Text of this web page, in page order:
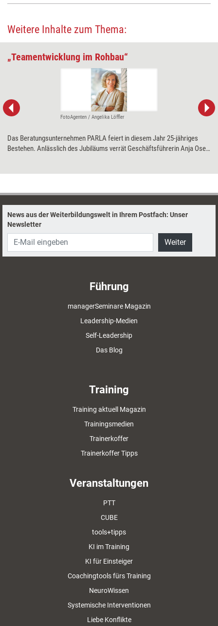
Weitere Inhalte zum Thema:
„Teamentwicklung im Rohbau“
FotoAgenten / Angelika Löffler
Das Beratungsunternehmen PARLA feiert in diesem Jahr 25-jähriges
Bestehen. Anlässlich des Jubiläums verrät Geschäftsführerin Anja Oser
News aus der Weiterbildungswelt in Ihrem Postfach: Unser
Newsletter
Weiter
Führung
managerSeminare Magazin
Leadership-Medien
Self-Leadership
Das Blog
Training
Training aktuell Magazin
Trainingsmedien
Trainerkoffer
Trainerkoffer Tipps
Veranstaltungen
PTT
CUBE
tools+tipps
KI im Training
KI für Einsteiger
Coachingtools fürs Training
NeuroWissen
Systemische Interventionen
Liebe Konflikte